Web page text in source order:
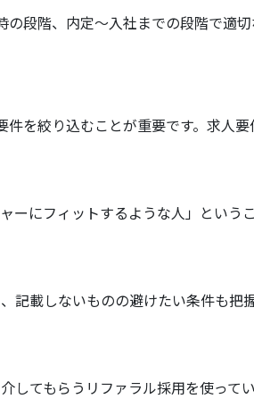
段階、内定～入社までの段階で適
を絞り込むことが重要です。求
にフィットするような人」とい
記載しないものの避けたい条件も
てもらうリファラル採用を使っ